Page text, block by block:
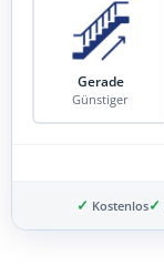
Gerade
Günstiger
✓ Kostenlos✓